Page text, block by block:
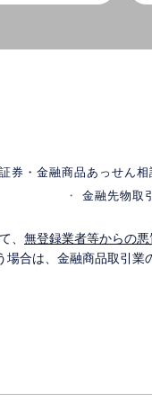
証券・金融商品あっせん相
金融先物取
、 無登録業者等からの
場合は、金融商品取引業